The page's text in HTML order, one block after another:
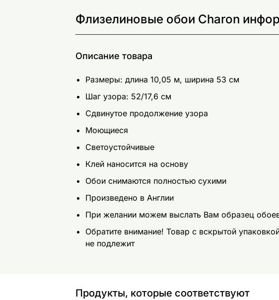
Флизелиновые обои Charon
Описание товара
Размеры: длина 10,05 м, ширина 53 см
Шаг узора: 52/17,6 см
Сдвинутое продолжение узора
Моющиеся
Светоустойчивые
Клей наносится на основу
Обои снимаются полностью сухими
Произведено в Англии
При желании можем выслать Вам образец
Обратите внимание! Товар с вскрытой
не подлежит
Продукты, которые соответствуют